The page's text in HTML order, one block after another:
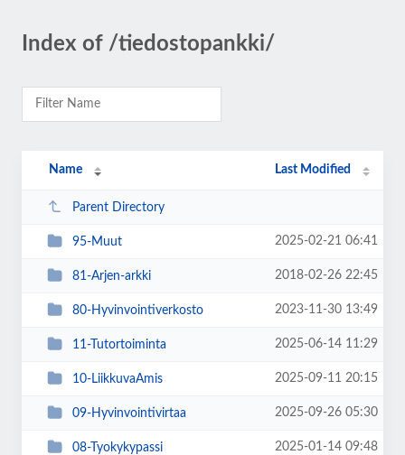
Index of /tiedostopankki/
Name Last Modified
Parent Directory
95-Muut 2025-02-21 06:41
81-Arjen-arkki 2018-02-26 22:45
80-Hyvinvointiverkosto 2023-11-30 13:49
11-Tutortoiminta 2025-06-14 11:29
10-LiikkuvaAmis 2025-09-11 20:15
09-Hyvinvointivirtaa 2025-09-26 05:30
08-Tyokykypassi 2025-01-14 09:48